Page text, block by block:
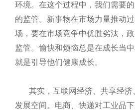
环境。在这个过程中，我们需要
的监管。新事物在市场力量推动
场，要在市场竞争中优胜劣汰，
监管。愉快和烦恼总是在成长当
就是引导他们健康成长。
其实，互联网经济、共享经
发展空间。电商、快递对工业品